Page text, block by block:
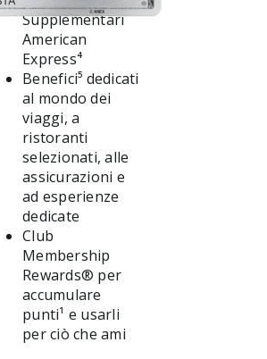
Supplementari
American
Express⁴
Benefici⁵ dedicati
al mondo dei
viaggi, a
ristoranti
selezionati, alle
assicurazioni e
ad esperienze
dedicate
Club
Membership
Rewards® per
accumulare
punti¹ e usarli
per ciò che ami